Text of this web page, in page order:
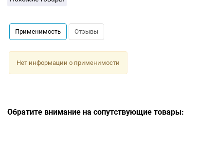
Применимость Отзывы
Нет информации о применимости
Обратите внимание на сопутствующие товары: